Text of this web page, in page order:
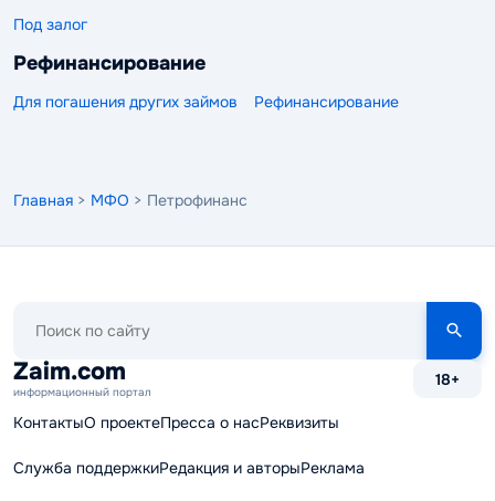
Под залог
Рефинансирование
Для погашения других займов Рефинансирование
Главная > МФО > Петрофинанс
сайту
Zaim.com
информационный портал
18+
КонтактыО проектеПресса о насРеквизиты
Служба поддержкиРедакция и авторыРеклама